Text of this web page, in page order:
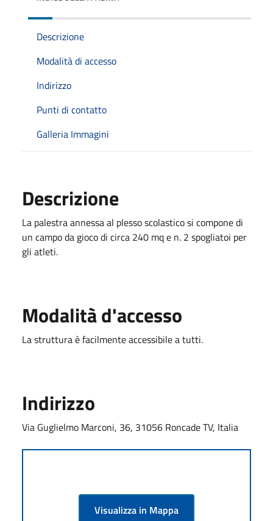
Descrizione
Modalità di accesso
Indirizzo
Punti di contatto
Galleria Immagini
Descrizione
La palestra annessa al plesso scolastico si compone di
un campo da gioco di circa 240 mq e n. 2 spogliatoi per
gli atleti.
Modalità d'accesso
La struttura è facilmente accessibile a tutti.
Indirizzo
Via Guglielmo Marconi, 36, 31056 Roncade TV, Italia
Visualizza in Mappa